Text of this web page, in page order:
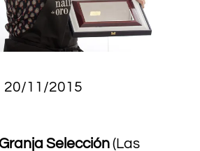
20/11/2015
Selección(Las